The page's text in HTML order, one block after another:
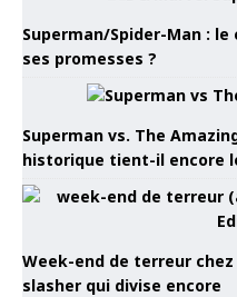
Superman/Spider-Man :
ses promesses ?
Superman vs. The
historique tient-il encore
Week-end de terreur
slasher qui divise encore